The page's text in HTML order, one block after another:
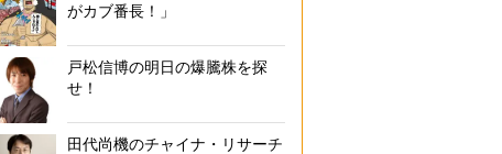
がカブ番長！」
戸松信博の明日の爆騰株を探
せ！
田代尚機のチャイナ・リサーチ